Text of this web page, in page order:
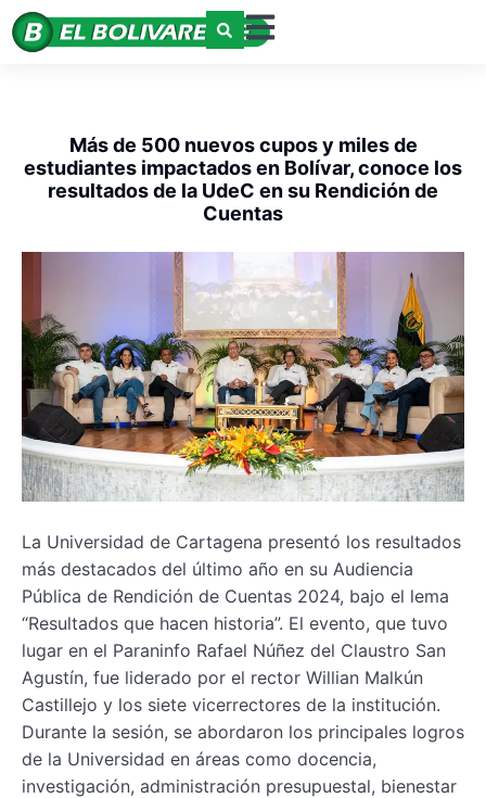
Más de 500 nuevos cupos y miles de
estudiantes impactados en Bolívar, conoce los
resultados de la UdeC en su Rendición de
Cuentas
La Universidad de Cartagena presentó los resultados
más destacados del último año en su Audiencia
Pública de Rendición de Cuentas 2024, bajo el lema
“Resultados que hacen historia”. El evento, que tuvo
lugar en el Paraninfo Rafael Núñez del Claustro San
Agustín, fue liderado por el rector Willian Malkún
Castillejo y los siete vicerrectores de la institución.
Durante la sesión, se abordaron los principales logros
de la Universidad en áreas como docencia,
investigación, administración presupuestal, bienestar